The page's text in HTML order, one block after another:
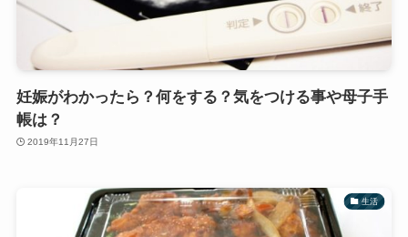
妊娠がわかったら？何をする？気をつける事や母子手
帳は？
2019年11月27日
生活